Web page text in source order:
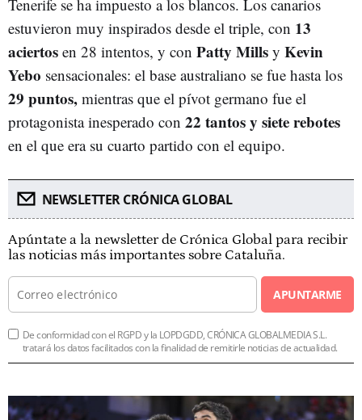
Tenerife se ha impuesto a los blancos. Los canarios
estuvieron muy inspirados desde el triple, con 13
aciertos en 28 intentos, y con Patty Mills y Kevin
Yebo sensacionales: el base australiano se fue hasta los
29 puntos, mientras que el pívot germano fue el
protagonista inesperado con 22 tantos y siete rebotes
en el que era su cuarto partido con el equipo.
NEWSLETTER CRÓNICA GLOBAL
Apúntate a la newsletter de Crónica Global para recibir
las noticias más importantes sobre Cataluña.
APUNTARME
De conformidad con el RGPD y la LOPDGDD, CRÓNICA GLOBALMEDIA S.L.
tratará los datos facilitados con la finalidad de remitirle noticias de actualidad.